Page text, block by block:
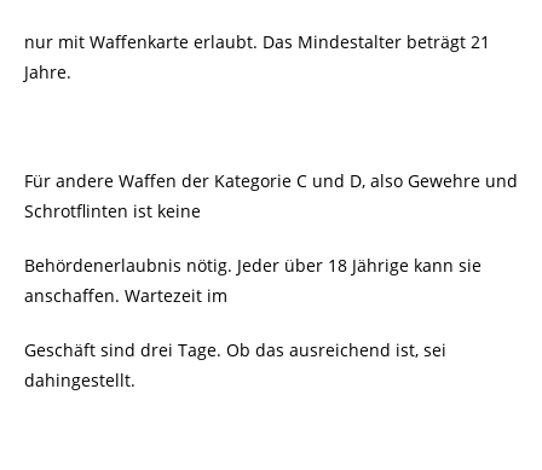
nur mit Waffenkarte erlaubt. Das Mindestalter beträgt 21
Jahre.
Für andere Waffen der Kategorie C und D, also Gewehre und
Schrotflinten ist keine
Behördenerlaubnis nötig. Jeder über 18 Jährige kann sie
anschaffen. Wartezeit im
Geschäft sind drei Tage. Ob das ausreichend ist, sei
dahingestellt.